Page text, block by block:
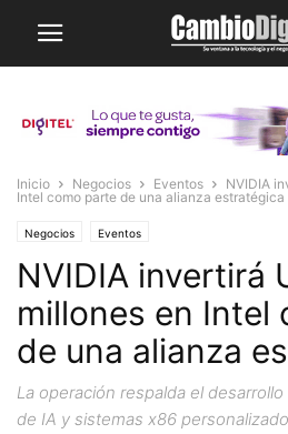
Inicio Negocios Eventos
NVIDIA
Intel como parte de una alianza estratégica
Negocios Eventos
NVIDIA invertirá
millones en Intel
de una alianza
La operación respalda el
de IA y sistemas x86